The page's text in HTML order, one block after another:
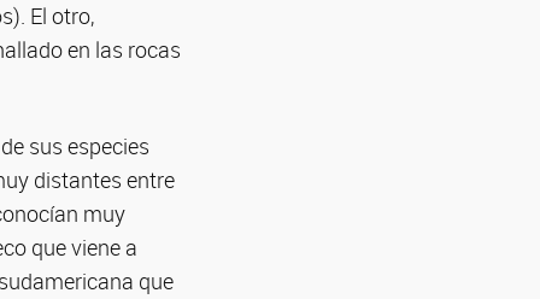
El otro,
en las rocas
sus especies
distantes entre
muy
que viene a
que